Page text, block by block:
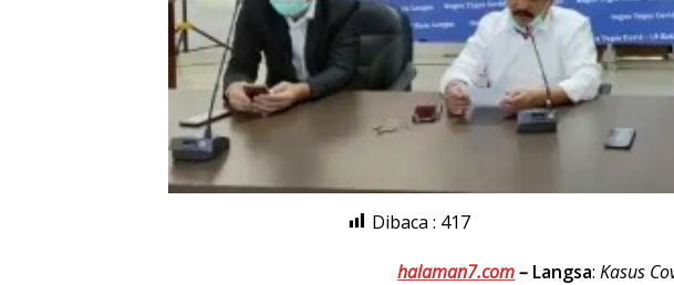
Dibaca : 417
halaman7.com– Langsa:Kasus